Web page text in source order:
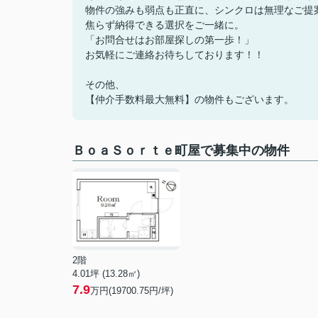
物件の強みも弱点も正直に、シンクロは無理なご提
焦らず納得できる選択をご一緒に。
「お問合せはお部屋探しの第一歩！」
お気軽にご連絡お待ちしております！！
その他、
【仲介手数料最大無料】の物件もございます。
ＢｏａＳｏｒｔｅ町屋で募集中の物件
2階
4.01坪 (13.28㎡)
7.9万円(19700.75円/坪)